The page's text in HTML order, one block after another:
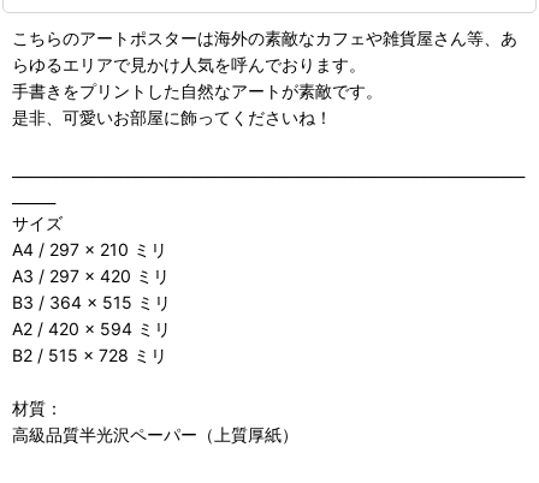
こちらのアートポスターは海外の素敵なカフェや雑貨屋さん等、あ
らゆるエリアで見かけ人気を呼んでおります。
手書きをプリントした自然なアートが素敵です。
是非、可愛いお部屋に飾ってくださいね！
サイズ
A4 / 297 × 210 ミリ
A3 / 297 × 420 ミリ
B3 / 364 × 515 ミリ
A2 / 420 × 594 ミリ
B2 / 515 × 728 ミリ
材質：
高級品質半光沢ペーパー（上質厚紙）